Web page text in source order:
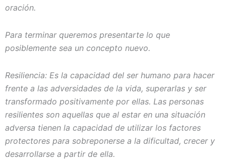
oración.
Para terminar queremos presentarte lo que
posiblemente sea un concepto nuevo.
Resiliencia: Es la capacidad del ser humano para hacer
frente a las adversidades de la vida, superarlas y ser
transformado positivamente por ellas. Las personas
resilientes son aquellas que al estar en una situación
adversa tienen la capacidad de utilizar los factores
protectores para sobreponerse a la dificultad, crecer y
desarrollarse a partir de ella.